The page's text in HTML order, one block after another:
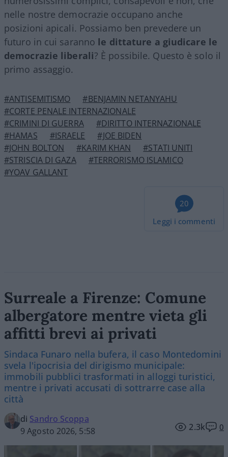
nelle nostre democrazie occupano anche
posizioni apicali. Possiamo ben prevedere un
futuro in cui saranno le dittature a giudicare le
democrazie liberali? È possibile. Questo è solo il
primo assaggio.
#ANTISEMITISMO
#BENJAMIN NETANYAHU
#CORTE PENALE INTERNAZIONALE
#CRIMINI DI GUERRA
#DIRITTO INTERNAZIONALE
#HAMAS
#ISRAELE
#JOE BIDEN
#JOHN BOLTON
#KARIM KHAN
#STATI UNITI
#STRISCIA DI GAZA
#TERRORISMO ISLAMICO
#YOAV GALLANT
20
Leggi i commenti
Surreale a Firenze: Comune
albergatore mentre vieta gli
affitti brevi ai privati
Sindaca Funaro nella bufera, il caso Montedomini
svela l'ipocrisia del dirigismo municipale:
immobili pubblici trasformati in alloggi turistici,
mentre i privati accusati di sottrarre case alla
città
di Sandro Scoppa
9 Agosto 2026, 5:58
2.3k 0